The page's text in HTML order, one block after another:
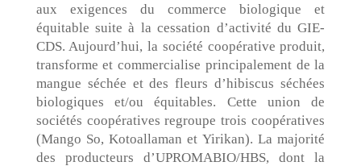
aux exigences du commerce biologique et
équitable suite à la cessation d’activité du GIE-
CDS. Aujourd’hui, la société coopérative produit,
transforme et commercialise principalement de la
mangue séchée et des fleurs d’hibiscus séchées
biologiques et/ou équitables. Cette union de
sociétés coopératives regroupe trois coopératives
(Mango So, Kotoallaman et Yirikan). La majorité
des producteurs d’UPROMABIO/HBS, dont la